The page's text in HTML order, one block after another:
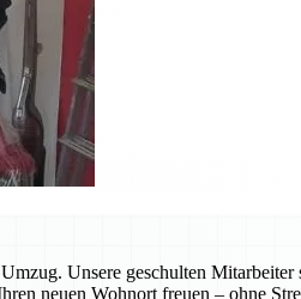
Unsere geschulten
neuen Wohnort freuen – ohne